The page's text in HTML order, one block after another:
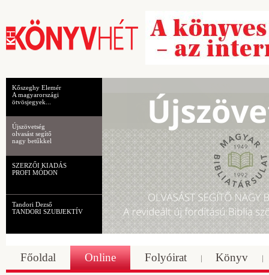
Kőszeghy Elemér
A magyarországi
ötvösjegyek...
Újszövetség
olvasást segítő
nagy betűkkel
SZERZŐI KIADÁS
PROFI MÓDON
Tandori Dezső
TANDORI SZUBJEKTÍV
Főoldal Online Folyóirat Könyv